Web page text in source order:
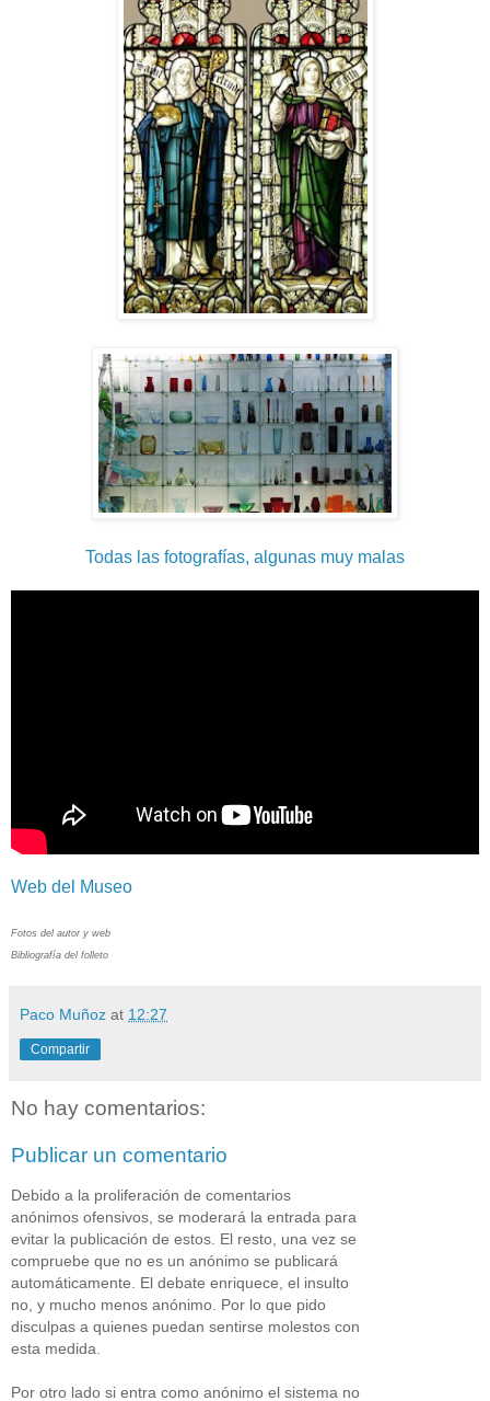
Todas las fotografías, algunas muy malas
Web del Museo
Fotos del autor y web
Bibliografía del folleto
Paco Muñoz at 12:27
Compartir
No hay comentarios:
Publicar un comentario
Debido a la proliferación de comentarios
anónimos ofensivos, se moderará la entrada para
evitar la publicación de estos. El resto, una vez se
compruebe que no es un anónimo se publicará
automáticamente. El debate enriquece, el insulto
no, y mucho menos anónimo. Por lo que pido
disculpas a quienes puedan sentirse molestos con
esta medida.
Por otro lado si entra como anónimo el sistema no